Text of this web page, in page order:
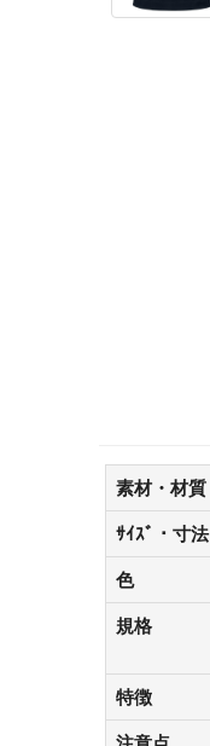
素材・材質
ｻｲｽﾞ・寸法
色
規格
特徴